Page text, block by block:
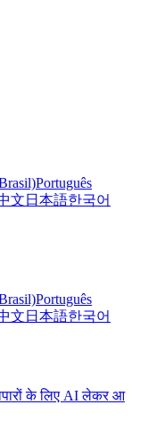
Português
文 日本語한국어
Português
文 日本語한국어
के लिए AI लेकर आ